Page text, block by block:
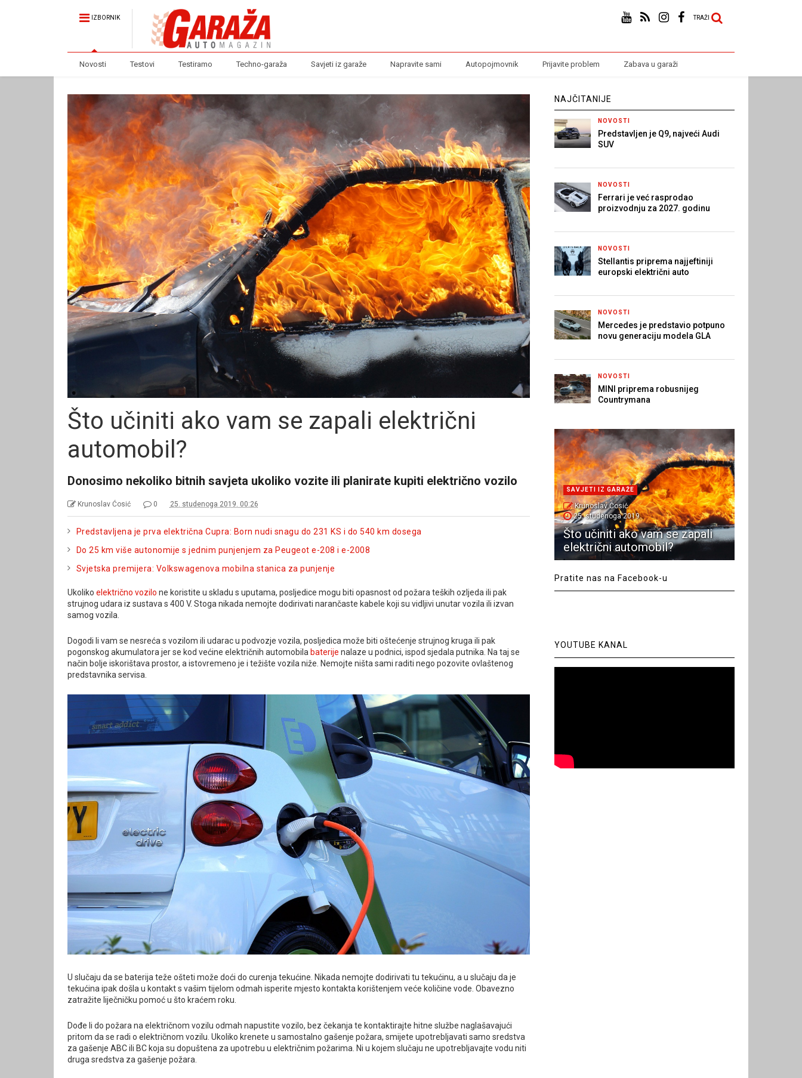
IZBORNIK TRAŽI
Novosti Testovi Testiramo Techno-garaža Savjeti iz garaže Napravite sami Autopojmovnik Prijavite problem Zabava u garaži
Što učiniti ako vam se zapali električni
automobil?
Donosimo nekoliko bitnih savjeta ukoliko vozite ili planirate kupiti električno vozilo
Krunoslav Ćosić 0 25. studenoga 2019. 00:26
Predstavljena je prva električna Cupra: Born nudi snagu do 231 KS i do 540 km dosega
Do 25 km više autonomije s jednim punjenjem za Peugeot e-208 i e-2008
Svjetska premijera: Volkswagenova mobilna stanica za punjenje
Ukoliko električno vozilo ne koristite u skladu s uputama, posljedice mogu biti opasnost od požara teških ozljeda ili pak
strujnog udara iz sustava s 400 V. Stoga nikada nemojte dodirivati narančaste kabele koji su vidljivi unutar vozila ili izvan
samog vozila.
Dogodi li vam se nesreća s vozilom ili udarac u podvozje vozila, posljedica može biti oštećenje strujnog kruga ili pak
pogonskog akumulatora jer se kod većine električnih automobila baterije nalaze u podnici, ispod sjedala putnika. Na taj se
način bolje iskorištava prostor, a istovremeno je i težište vozila niže. Nemojte ništa sami raditi nego pozovite ovlaštenog
predstavnika servisa.
U slučaju da se baterija teže ošteti može doći do curenja tekućine. Nikada nemojte dodirivati tu tekućinu, a u slučaju da je
tekućina ipak došla u kontakt s vašim tijelom odmah isperite mjesto kontakta korištenjem veće količine vode. Obavezno
zatražite liječničku pomoć u što kraćem roku.
Dođe li do požara na električnom vozilu odmah napustite vozilo, bez čekanja te kontaktirajte hitne službe naglašavajući
pritom da se radi o električnom vozilu. Ukoliko krenete u samostalno gašenje požara, smijete upotrebljavati samo sredstva
za gašenje ABC ili BC koja su dopuštena za upotrebu u električnim požarima. Ni u kojem slučaju ne upotrebljavajte vodu niti
druga sredstva za gašenje požara.
NAJČITANIJE
NOVOSTI
Predstavljen je Q9, najveći Audi
SUV
NOVOSTI
Ferrari je već rasprodao
proizvodnju za 2027. godinu
NOVOSTI
Stellantis priprema najjeftiniji
europski električni auto
NOVOSTI
Mercedes je predstavio potpuno
novu generaciju modela GLA
NOVOSTI
MINI priprema robusnijeg
Countrymana
SAVJETI IZ GARAŽE
Krunoslav Ćosić
25. studenoga 2019.
Što učiniti ako vam se zapali
električni automobil?
Pratite nas na Facebook-u
YOUTUBE KANAL